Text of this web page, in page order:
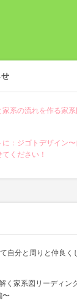
系の流れを作る家
：ジゴトデザイン
ください！
自分と周りと仲良く
く家系図リーディン
〜